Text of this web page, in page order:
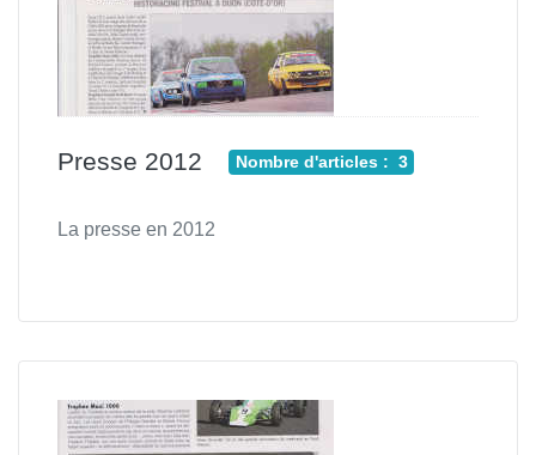
Presse 2012 Nombre d'articles : 3
La presse en 2012